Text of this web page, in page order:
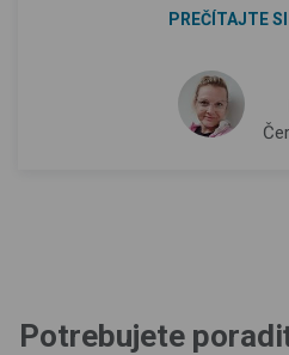
PREČÍTAJTE
Potrebujete